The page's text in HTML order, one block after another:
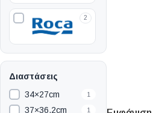
2
Διαστάσεις
34×27cm
1
37×36.2cm 1